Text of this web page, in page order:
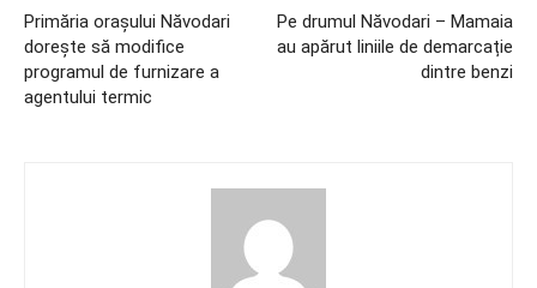
Primăria oraşului Năvodari
doreşte să modifice
programul de furnizare a
agentului termic
Pe drumul Năvodari – Mamaia
au apărut liniile de demarcație
dintre benzi